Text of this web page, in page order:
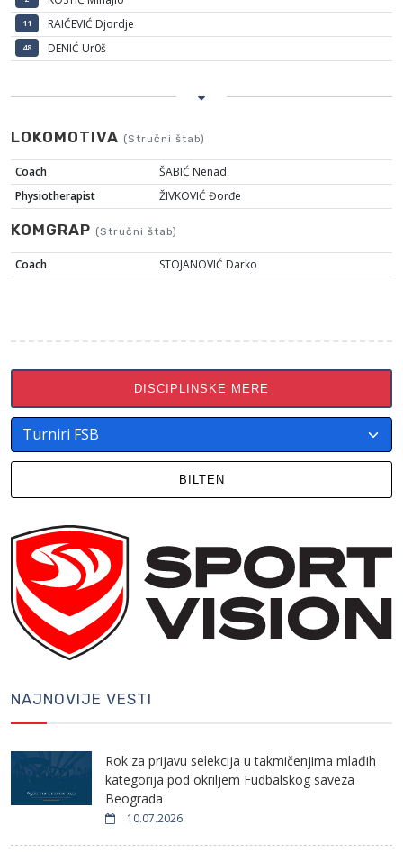
11 RAIČEVIĆ Djordje
48 DENIĆ Ur0š
LOKOMOTIVA (Stručni štab)
Coach
ŠABIĆ Nenad
Physiotherapist
ŽIVKOVIĆ Đorđe
KOMGRAP (Stručni štab)
Coach STOJANOVIĆ Darko
DISCIPLINSKE MERE
BILTEN
NAJNOVIJE VESTI
Rok za prijavu selekcija u takmičenjima mlađih
kategorija pod okriljem Fudbalskog saveza
Beograda
10.07.2026